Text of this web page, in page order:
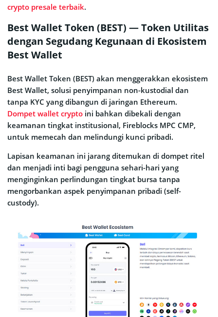
crypto presale terbaik.
Best Wallet Token (BEST) — Token Utilitas
dengan Segudang Kegunaan di Ekosistem
Best Wallet
Best Wallet Token (BEST) akan menggerakkan ekosistem
Best Wallet, solusi penyimpanan non-kustodial dan
tanpa KYC yang dibangun di jaringan Ethereum.
Dompet wallet crypto ini bahkan dibekali dengan
keamanan tingkat institusional, Fireblocks MPC CMP,
untuk memecah dan melindungi kunci pribadi.
Lapisan keamanan ini jarang ditemukan di dompet ritel
dan menjadi inti bagi pengguna sehari-hari yang
menginginkan perlindungan tingkat bursa tanpa
mengorbankan aspek penyimpanan pribadi (self-
custody).